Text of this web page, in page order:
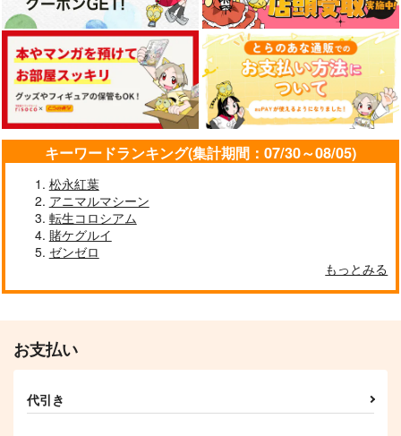
綴れぬ森の少女
幽閉サテライト
843円（税込）
サンプル
作品詳細
魔法が生まれた日
幽閉サテライト
843円（税込）
必然のカタストロフィ
／Magical-マジカル-
少女フラクタル
キーワードランキング(集計期間：07/30～08/05)
松永紅葉
アニマルマシーン
転生コロシアム
賭ケグルイ
ゼンゼロ
もっとみる
お支払い
代引き